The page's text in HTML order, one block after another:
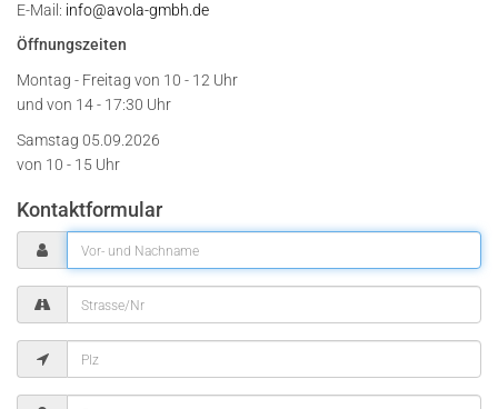
E-Mail: info@avola-gmbh.de
Öffnungszeiten
Montag - Freitag von 10 - 12 Uhr
und von 14 - 17:30 Uhr
Samstag 05.09.2026
von 10 - 15 Uhr
Kontaktformular